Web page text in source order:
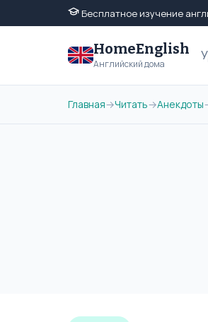
Бесплатное изучение
HomeEnglish
Английский дома
Главная→Читать→Анекдоты